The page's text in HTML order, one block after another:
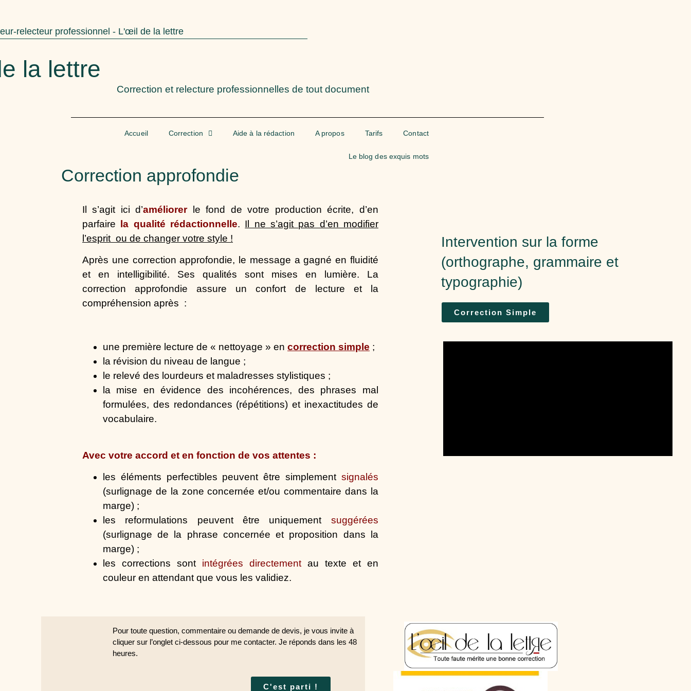
relecteur professionnel - L'œil de la lettre
la lettre
Correction et relecture professionnelles de tout document
Accueil Correction Aide à la rédaction A propos Tarifs Contact
Le blog des exquis mots
Correction approfondie
Il s’agit ici d’améliorerle fond de votre production écrite, d’en
parfaire
la qualité rédactionnelle. Il ne s’agit pas d’en modifier
l’esprit ou de changer votre style !
Après une correction approfondie, le message a gagné en fluidité
et en intelligibilité. Ses qualités sont mises en lumière. La
correction approfondieassure un confort de lecture et la
compréhension après :
une première lecture de « nettoyage » en correction simple ;
la révision du niveau de langue ;
le relevé des lourdeurs et maladresses stylistiques ;
la mise en évidence des incohérences, des phrases mal
formulées, des redondances (répétitions) et inexactitudes de
vocabulaire.
Avec votre accord et en fonction de vos attentes :
les éléments perfectibles peuvent être simplement signalés
(surlignage de la zone concernée et/ou commentaire dans la
marge) ;
les reformulations peuvent être uniquement suggérées
(surlignage de la phrase concernée et proposition dans la
marge) ;
les corrections sont intégrées directementau texte et en
couleur en attendant que vous les validiez.
Intervention sur la forme
(orthographe, grammaire et
typographie)
Correction Simple
Pour toute question, commentaire ou demande de devis, je vous invite à
cliquer sur l’onglet ci-dessous pour me contacter. Je réponds dans les 48
heures.
C'est parti !